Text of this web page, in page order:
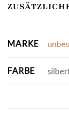
MARKE
FARBE